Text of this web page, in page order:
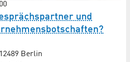
und
Berlin